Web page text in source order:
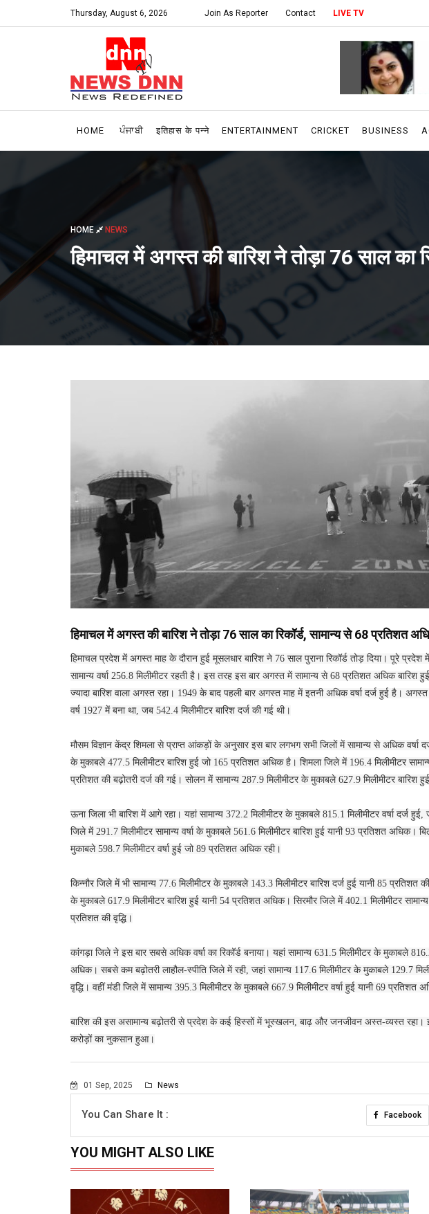
Thursday, August 6, 2026 Join As Reporter Contact LIVE TV
HOME ਪੰਜਾਬੀ इतिहास के पन्ने ENTERTAINMENT CRICKET BUSINESS
HOME NEWS
हिमाचल में अगस्त की बारिश ने तोड़ा 76 साल का
हिमाचल में अगस्त की बारिश ने तोड़ा 76 साल का रिकॉर्ड, सामान्य से 68 प्रतिशत
हिमाचल प्रदेश में अगस्त माह के दौरान हुई मूसलधार बारिश ने 76 साल पुराना रिकॉर्ड तोड़ दिया। पूरे
सामान्य वर्षा 256.8 मिलीमीटर रहती है। इस तरह इस बार अगस्त में सामान्य से 68 प्रतिशत अधिक
ज्यादा बारिश वाला अगस्त रहा। 1949 के बाद पहली बार अगस्त माह में इतनी अधिक वर्षा दर्ज हुई है।
वर्ष 1927 में बना था, जब 542.4 मिलीमीटर बारिश दर्ज की गई थी।
मौसम विज्ञान केंद्र शिमला से प्राप्त आंकड़ों के अनुसार इस बार लगभग सभी जिलों में सामान्य से अधिक वर्षा
के मुकाबले 477.5 मिलीमीटर बारिश हुई जो 165 प्रतिशत अधिक है। शिमला जिले में 196.4 मिलीमीटर
प्रतिशत की बढ़ोतरी दर्ज की गई। सोलन में सामान्य 287.9 मिलीमीटर के मुकाबले 627.9 मिलीमीटर बारिश
ऊना जिला भी बारिश में आगे रहा। यहां सामान्य 372.2 मिलीमीटर के मुकाबले 815.1 मिलीमीटर वर्षा दर्ज हुई,
जिले में 291.7 मिलीमीटर सामान्य वर्षा के मुकाबले 561.6 मिलीमीटर बारिश हुई यानी 93 प्रतिशत अधिक।
मुकाबले 598.7 मिलीमीटर वर्षा हुई जो 89 प्रतिशत अधिक रही।
किन्नौर जिले में भी सामान्य 77.6 मिलीमीटर के मुकाबले 143.3 मिलीमीटर बारिश दर्ज हुई यानी 85 प्रतिशत
के मुकाबले 617.9 मिलीमीटर बारिश हुई यानी 54 प्रतिशत अधिक। सिरमौर जिले में 402.1 मिलीमीटर
प्रतिशत की वृद्धि।
कांगड़ा जिले ने इस बार सबसे अधिक वर्षा का रिकॉर्ड बनाया। यहां सामान्य 631.5 मिलीमीटर के मुकाबले
अधिक। सबसे कम बढ़ोतरी लाहौल-स्पीति जिले में रही, जहां सामान्य 117.6 मिलीमीटर के मुकाबले 129.7
वृद्धि। वहीं मंडी जिले में सामान्य 395.3 मिलीमीटर के मुकाबले 667.9 मिलीमीटर वर्षा हुई यानी 69 प्रतिशत
बारिश की इस असामान्य बढ़ोतरी से प्रदेश के कई हिस्सों में भूस्खलन, बाढ़ और जनजीवन अस्त-व्यस्त रहा।
करोड़ों का नुकसान हुआ।
01 Sep, 2025 News
You Can Share It : Facebook
YOU MIGHT ALSO LIKE